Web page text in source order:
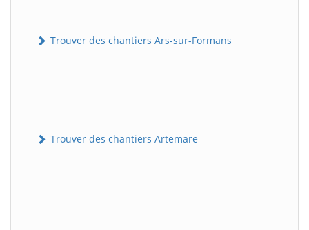
Trouver des chantiers Ars-sur-Formans
Trouver des chantiers Artemare